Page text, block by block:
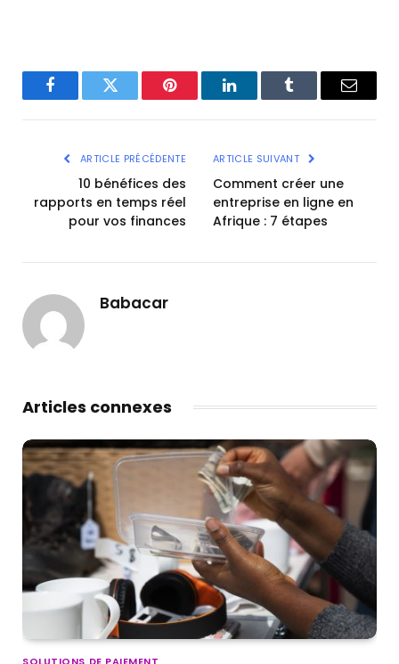
FacebookTwitter Pinterest LinkedInTumblr Email
ARTICLE PRÉCÉDENTE
10 bénéfices des
rapports en temps réel
pour vos finances
ARTICLE SUIVANT
Comment créer une
entreprise en ligne en
Afrique : 7 étapes
Babacar
Articles connexes
SOLUTIONS DE PAIEMENT